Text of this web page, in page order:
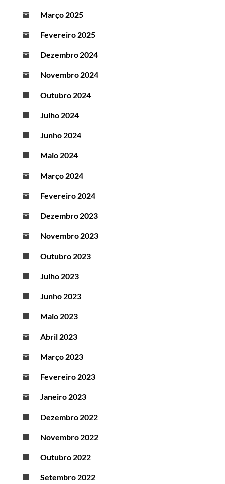
Março 2025
Fevereiro 2025
Dezembro 2024
Novembro 2024
Outubro 2024
Julho 2024
Junho 2024
Maio 2024
Março 2024
Fevereiro 2024
Dezembro 2023
Novembro 2023
Outubro 2023
Julho 2023
Junho 2023
Maio 2023
Abril 2023
Março 2023
Fevereiro 2023
Janeiro 2023
Dezembro 2022
Novembro 2022
Outubro 2022
Setembro 2022